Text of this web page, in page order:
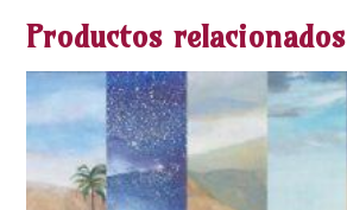
Productos relacionados